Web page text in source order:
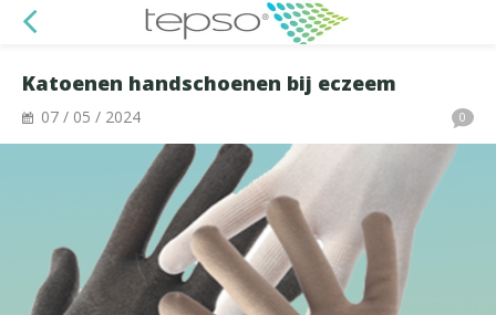
Katoenen handschoenen bij eczeem
07 / 05 / 2024 0